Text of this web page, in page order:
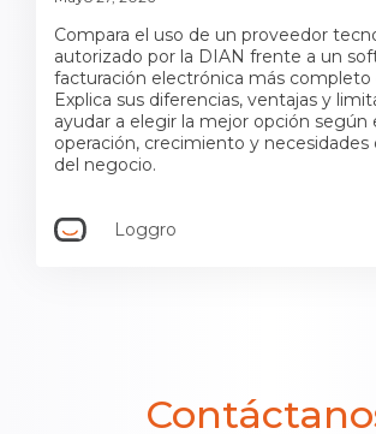
Compara el uso de un proveedor
autorizado por la DIAN frente a un
facturación electrónica más completo
Explica sus diferencias, ventajas y
ayudar a elegir la mejor opción según
operación, crecimiento y necesidades
del negocio.
Loggro